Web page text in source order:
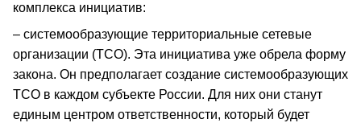
комплекса инициатив:
– системообразующие территориальные сетевые
организации (ТСО). Эта инициатива уже обрела форму
закона. Он предполагает создание системообразующих
ТСО в каждом субъекте России. Для них они станут
единым центром ответственности, который будет